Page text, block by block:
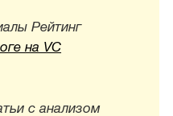
Рейтинг
на VC
с анализом